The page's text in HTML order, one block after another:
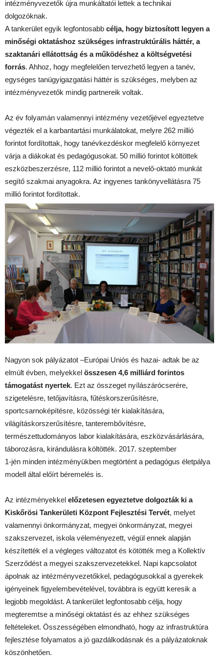
intézményvezetők újra munkáltatói lettek a technikai
dolgozóknak.
A tankerület egyik legfontosabb célja, hogy biztosított legyen a
minőségi oktatáshoz szükséges infrastruktúrális háttér, a
szaktanári ellátottság és a működéshez a költségvetési
forrás. Ahhoz, hogy megfelelően tervezhető legyen a tanév,
egységes tanügyigazgatási háttér is szükséges, melyben az
intézményvezetők mindig partnereik voltak.
Az év folyamán valamennyi intézmény vezetőjével egyeztetve
végezték el a karbantartási munkálatokat, melyre 262 millió
forintot fordítottak, hogy tanévkezdéskor megfelelő környezet
várja a diákokat és pedagógusokat. 50 millió forintot költöttek
eszközbeszerzésre, 112 millió forintot a nevelő-oktató munkát
segítő szakmai anyagokra. Az ingyenes tankönyvellátásra 75
millió forintot fordítottak.
Nagyon sok pályázatot –Európai Uniós és hazai- adtak be az
elmúlt évben, melyekkel összesen 4,6 milliárd forintos
támogatást nyertek. Ezt az összeget nyílászárócserére,
szigetelésre, tetőjavításra, fűtéskorszerűsítésre,
sportcsarnoképítésre, közösségi tér kialakítására,
világításkorszerűsítésre, tanterembővítésre,
természettudományos labor kialakítására, eszközvásárlására,
táborozásra, kirándulásra költötték. 2017. szeptember
1-jén minden intézményükben megtörtént a pedagógus életpálya
modell által előírt béremelés is.
Az intézményekkel előzetesen egyeztetve dolgozták ki a
Kiskőrösi Tankerületi Központ Fejlesztési Tervét, melyet
valamennyi önkormányzat, megyei önkormányzat, megyei
szakszervezet, iskola véleményezett, végül ennek alapján
készítették el a végleges változatot és kötötték meg a Kollektív
Szerződést a megyei szakszervezetekkel. Napi kapcsolatot
ápolnak az intézményvezetőkkel, pedagógusokkal a gyerekek
igényeinek figyelembevételével, továbbra is együtt keresik a
legjobb megoldást. A tankerület legfontosabb célja, hogy
megteremtse a minőségi oktatást és az ehhez szükséges
feltételeket. Összességében elmondható, hogy az infrastruktúra
fejlesztése folyamatos a jó gazdálkodásnak és a pályázatoknak
köszönhetően.